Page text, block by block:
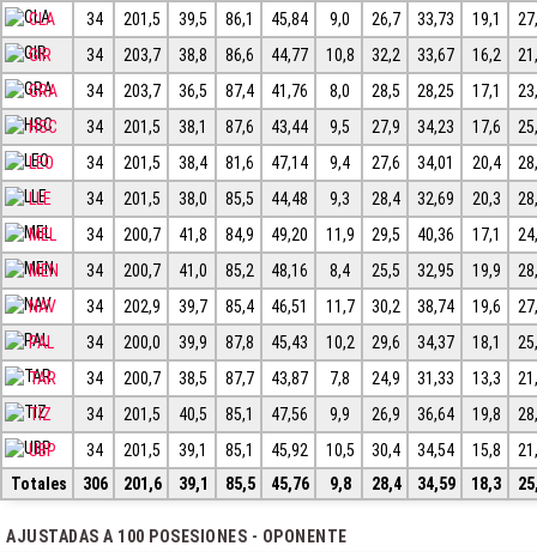
CLA
34 201,5 39,5 86,1 45,84 9,0 26,7 33,73 19,1
GIR
34 203,7 38,8 86,6 44,77 10,8 32,2 33,67 16,2
GRA
34 203,7 36,5 87,4 41,76 8,0 28,5 28,25 17,1
HSC
34 201,5 38,1 87,6 43,44 9,5 27,9 34,23 17,6
LEO
34 201,5 38,4 81,6 47,14 9,4 27,6 34,01 20,4
LLE
34 201,5 38,0 85,5 44,48 9,3 28,4 32,69 20,3
MEL
34 200,7 41,8 84,9 49,20 11,9 29,5 40,36 17,1
MEN
34 200,7 41,0 85,2 48,16 8,4 25,5 32,95 19,9
NAV
34 202,9 39,7 85,4 46,51 11,7 30,2 38,74 19,6
PAL
34 200,0 39,9 87,8 45,43 10,2 29,6 34,37 18,1
TAR
34 200,7 38,5 87,7 43,87 7,8 24,9 31,33 13,3
TIZ
34 201,5 40,5 85,1 47,56 9,9 26,9 36,64 19,8
UBP
34 201,5 39,1 85,1 45,92 10,5 30,4 34,54 15,8
Totales
306 201,6 39,1 85,5 45,76 9,8 28,4 34,59 18,3
AJUSTADAS A 100 POSESIONES - OPONENTE